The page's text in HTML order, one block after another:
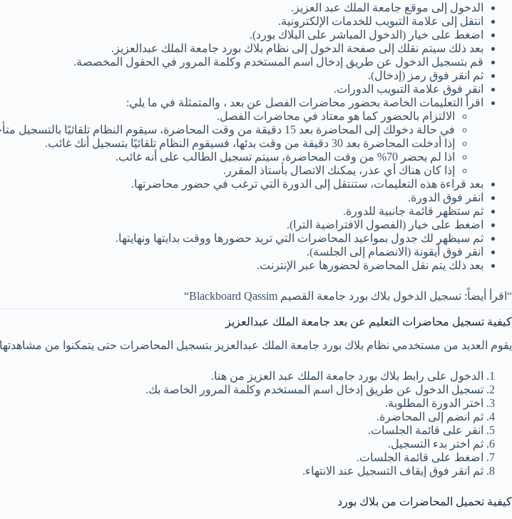
الدخول إلى موقع جامعة الملك عبد العزيز.
انتقل إلى علامة التبويب للخدمات الإلكترونية.
اضغط على خيار (الدخول المباشر على البلاك بورد).
بعد ذلك سيتم نقلك إلى صفحة الدخول إلى نظام بلاك بورد جامعة الملك عبدالعزيز.
قم بتسجيل الدخول عن طريق إدخال اسم المستخدم وكلمة المرور في الحقول المخصصة.
ثم انقر فوق رمز (إدخال).
انقر فوق علامة التبويب الدورات.
اقرأ التعليمات الخاصة بحضور محاضرات الفصل عن بعد ، والمتمثلة في ما يلي:
الالتزام بالحضور كما هو معتاد في محاضرات الفصل.
في حالة دخولك إلى المحاضرة بعد 15 دقيقة من وقت المحاضرة، سيقوم النظام تلقائيًا بالتسجيل متأخرًا.
إذا أدخلت المحاضرة بعد 30 دقيقة من وقت بدئها، فسيقوم النظام تلقائيًا بتسجيل أنك غائب.
اذا لم يحضر 70% من وقت المحاضرة، سيتم تسجيل الطالب على أنه غائب.
إذا كان هناك أي عذر، يمكنك الاتصال بأستاذ المقرر.
بعد قراءة هذه التعليمات، ستنتقل إلى الدورة التي ترغب في حضور محاضرتها.
انقر فوق الدورة.
ثم ستظهر قائمة جانبية للدورة.
اضغط على خيار (الفصول الافتراضية الترا).
ثم سيظهر لك جدول بمواعيد المحاضرات التي تريد حضورها ووقت بدايتها ونهايتها.
انقر فوق أيقونة (الانضمام إلى الجلسة).
بعد ذلك يتم نقل المحاضرة لحضورها عبر الإنترنت.
“اقرأ أيضاً: تسجيل الدخول بلاك بورد جامعة القصيم Blackboard Qassim“
كيفية تسجيل محاضرات التعليم عن بعد جامعة الملك عبدالعزيز
يقوم العديد من مستخدمي نظام بلاك بورد جامعة الملك عبدالعزيز بتسجيل المحاضرات حتى يتمكنوا من
الدخول على رابط بلاك بورد جامعة الملك عبد العزيز من هنا.
تسجيل الدخول عن طريق إدخال اسم المستخدم وكلمة المرور الخاصة بك.
اختر الدورة المطلوبة.
ثم انضم إلى المحاضرة.
انقر على قائمة الجلسات.
ثم اختر بدء التسجيل.
اضغط على قائمة الجلسات.
ثم انقر فوق إيقاف التسجيل عند الانتهاء.
كيفية تحميل المحاضرات من بلاك بورد